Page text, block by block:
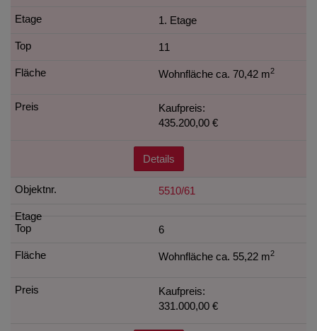
1. Etage
11
Wohnfläche ca. 70,42 m2
Kaufpreis:
435.200,00 €
Details
5510/61
6
Wohnfläche ca. 55,22 m2
Kaufpreis:
331.000,00 €